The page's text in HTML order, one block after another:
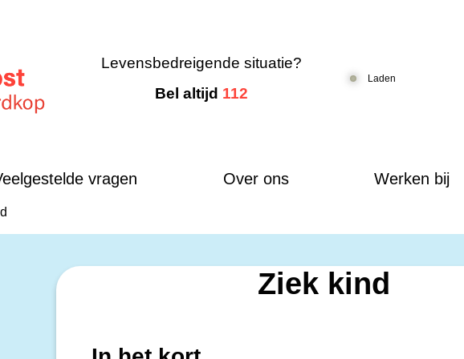
Levensbedreigende situatie?
Bel altijd 112
Laden
vragen Over ons Werken bij
Ziek kind